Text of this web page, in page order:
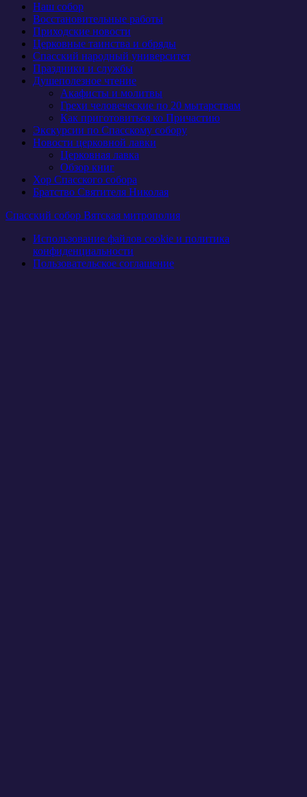
Наш собор
Восстановительные работы
Приходские новости
Церковные таинства и обряды
Спасский народный университет
Праздники и службы
Душеполезное чтение
Акафисты и молитвы
Грехи человеческие по 20 мытарствам
Как приготовиться ко Причастию
Экскурсии по Спасскому собору
Новости церковной лавки
Церковная лавка
Обзор книг
Хор Спасского собора
Братство Святителя Николая
Спасский собор Вятская митрополия
Использование файлов cookie и политика
конфиденциальности
Пользовательское соглашение